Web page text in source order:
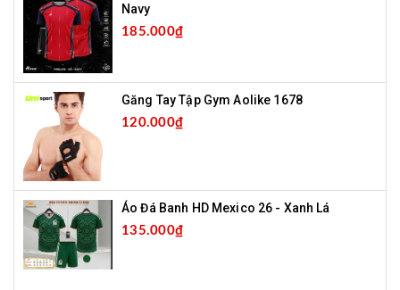
Navy
185.000₫
Găng Tay Tập Gym Aolike 1678
120.000₫
Áo Đá Banh HD Mexico 26 - Xanh Lá
135.000₫